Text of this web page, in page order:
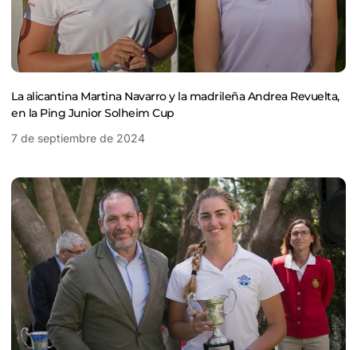
La alicantina Martina Navarro y la madrileña Andrea Revuelta,
en la Ping Junior Solheim Cup
7 de septiembre de 2024